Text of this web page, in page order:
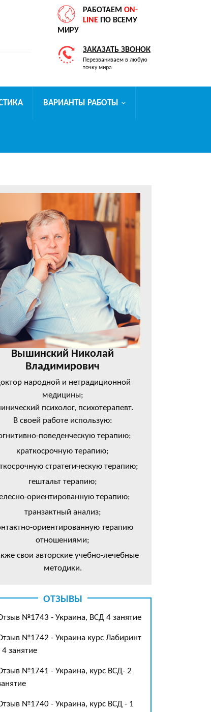
РАБОТАЕМ ON-
LINE ПО ВСЕМУ
МИРУ
ЗАКАЗАТЬ ЗВОНОК
Перезваниваем в любую
точку мира
ВАРИАНТЫ РАБОТЫ
Вышинский Николай
Владимирович
народной и нетрадиционной
медицины;
психолог, психотерапевт.
В своей работе использую:
поведенческую терапию;
краткосрочную терапию;
стратегическую терапию;
гештальт терапию;
ориентированную терапию;
транзактный анализ;
ориентированную терапию
отношениями;
свои авторские учебно-лечебные
методики.
ОТЗЫВЫ
№1743 - Украина, ВСД 4 занятие
№1742 - Украина курс Лабиринт
4 занятие
№1741 - Украина, курс ВСД- 2
№1740 - Украина, курс ВСД - 1